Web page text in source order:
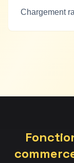
Chargement